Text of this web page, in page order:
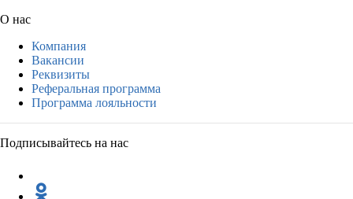
О нас
Компания
Вакансии
Реквизиты
Реферальная программа
Программа лояльности
Подписывайтесь на нас